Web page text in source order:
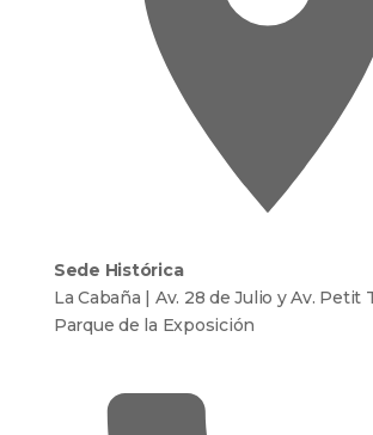
Sede Histórica
La Cabaña | Av. 28 de Julio y Av. Petit
Parque de la Exposición